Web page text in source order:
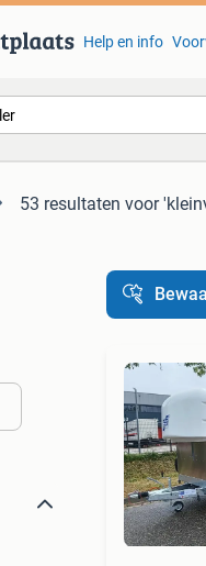
Help en info
53 resultaten voor